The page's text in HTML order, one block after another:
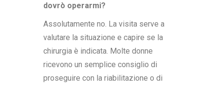
dovrò operarmi?
Assolutamente no. La visita serve a
valutare la situazione e capire se la
chirurgia è indicata. Molte donne
ricevono un semplice consiglio di
proseguire con la riabilitazione o di